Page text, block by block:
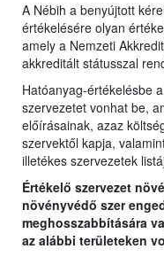
A Nébih a benyújtott
értékelésére olyan
amely a Nemzeti
akkreditált státusszal
Hatóanyag-értékelésbe
szervezetet vonhat be,
előírásainak, azaz
szervektől kapja,
illetékes szervezetek
Értékelő szervezet
növényvédő szer
meghosszabbítására
az alábbi területeken